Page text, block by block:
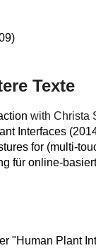
Texte
with Christa
Interfaces
for (multi-
für online-
"Human Plant